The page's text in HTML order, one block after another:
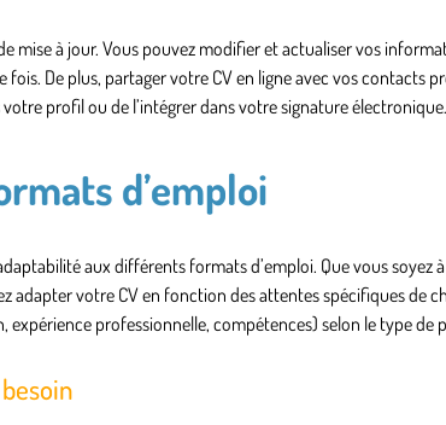
mise à jour. Vous pouvez modifier et actualiser vos
De plus, partager votre CV en ligne avec vos contacts
profil ou de l’intégrer dans votre signature électronique.
d’emploi
aux différentsformats d’emploi. Que vous soyez
adapter votre CV en fonction des attentes spécifiques de
professionnelle, compétences) selon le type de